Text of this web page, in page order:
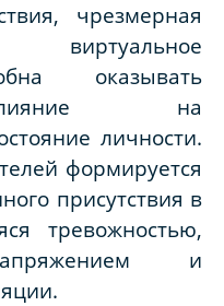
чрезмерная
виртуальное
оказывать
на
личности.
формируется
присутствия в
тревожностью,
и